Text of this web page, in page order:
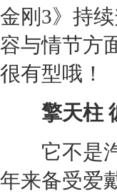
金刚 3》持
容与情节方
很有型哦！
擎天柱
它不是汽
年来备受爱